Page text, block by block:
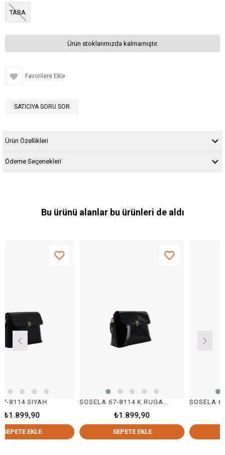
TABA
Ürün stoklarımızda kalmamıştır.
Favorilere Ekle
SATICIYA SORU SOR
Ürün Özellikleri
Ödeme Seçenekleri
Bu ürünü alanlar bu ürünleri de aldı
SOSELA 67-8114 K.RUGAN SİYAH
₺1.899,90
SEPETE EKLE
SOSELA 67-8114